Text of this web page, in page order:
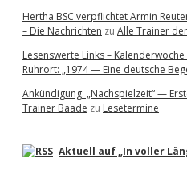
Hertha BSC verpflichtet Armin
– Die Nachrichten zu Alle Trainer
Lesenswerte Links –
Ruhrort: „1974 — Eine deutsche
Ankündigung: „Nachspielzeit“ —
Trainer Baade zu Lesetermine
Aktuell auf „In voller